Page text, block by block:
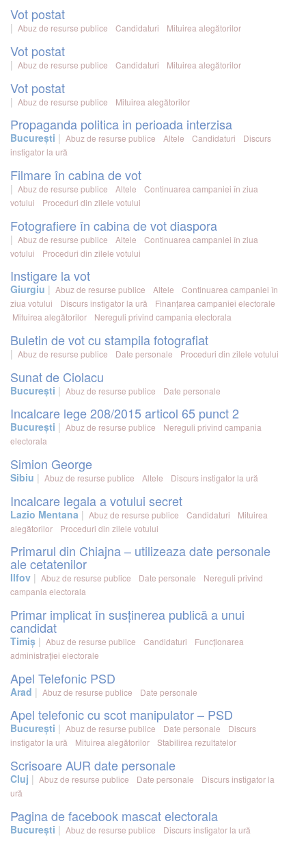
Vot postat
Abuz de resurse publice Candidaturi Mituirea alegătorilor
Vot postat
Abuz de resurse publice Candidaturi Mituirea alegătorilor
Vot postat
Abuz de resurse publice Mituirea alegătorilor
Propaganda politica in perioada interzisa
București Abuz de resurse publice Altele Candidaturi
Discurs
instigator la ură
Filmare în cabina de vot
Abuz de resurse publice Altele
Continuarea campaniei în ziua
votului
Proceduri din zilele votului
Fotografiere în cabina de vot diaspora
Abuz de resurse publice Altele
Continuarea campaniei în ziua
votului
Proceduri din zilele votului
Instigare la vot
Giurgiu Abuz de resurse publice Altele
Continuarea campaniei în
ziua votului
Discurs instigator la ură
Finanțarea campaniei electorale
Mituirea alegătorilor
Nereguli privind campania electorala
Buletin de vot cu stampila fotografiat
Abuz de resurse publice Date personale Proceduri din zilele votului
Sunat de Ciolacu
București Abuz de resurse publice Date personale
Incalcare lege 208/2015 articol 65 punct 2
București Abuz de resurse publice
Nereguli privind campania
electorala
Simion George
Sibiu Abuz de resurse publice Altele Discurs instigator la ură
Incalcare legala a votului secret
Lazio Mentana Abuz de resurse publice Candidaturi
Mituirea
alegătorilor
Proceduri din zilele votului
Primarul din Chiajna – utilizeaza date personale
ale cetatenilor
Ilfov Abuz de resurse publice Date personale
Nereguli privind
campania electorala
Primar implicat în susținerea publică a unui
candidat
Timiș Abuz de resurse publice Candidaturi
Funcționarea
administrației electorale
Apel Telefonic PSD
Arad Abuz de resurse publice Date personale
Apel telefonic cu scot manipulator – PSD
București Abuz de resurse publice Date personale
Discurs
instigator la ură
Mituirea alegătorilor Stabilirea rezultatelor
Scrisoare AUR date personale
Cluj Abuz de resurse publice Date personale
Discurs instigator la
ură
Pagina de facebook mascat electorala
București Abuz de resurse publice Discurs instigator la ură